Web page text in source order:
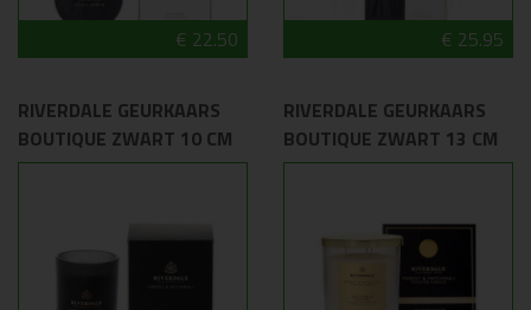
€ 22.50 € 25.95
RIVERDALE GEURKAARS
BOUTIQUE ZWART 10 CM
RIVERDALE GEURKAARS
BOUTIQUE ZWART 13 CM